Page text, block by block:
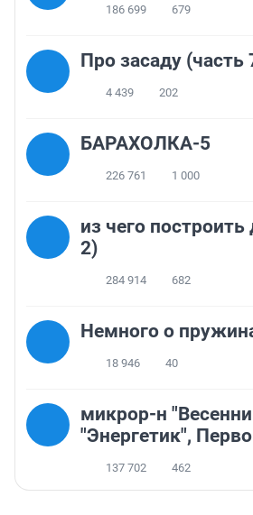
186 699 679
Про засаду (часть
4 439 202
БАРАХОЛКА-5
226 761 1 000
из чего построить
2)
284 914 682
Немного о
18 946 40
микрор-н
"Энергетик",
137 702 462